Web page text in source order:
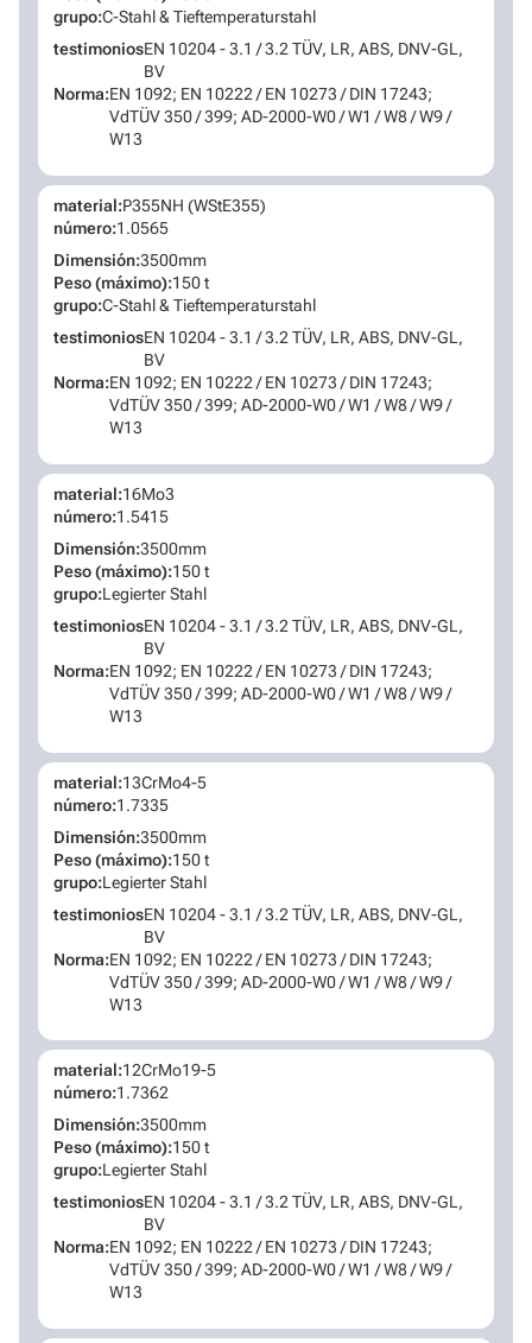
grupo:C-Stahl & Tieftemperaturstahl
testimoniosEN 10204 - 3.1 / 3.2 TÜV, LR, ABS, DNV-GL,
BV
Norma:EN 1092; EN 10222 / EN 10273 / DIN 17243;
VdTÜV 350 / 399; AD-2000-W0 / W1 / W8 / W9 /
W13
material:P355NH (WStE355)
número:1.0565
Dimensión:3500mm
Peso (máximo):150 t
grupo:C-Stahl & Tieftemperaturstahl
testimoniosEN 10204 - 3.1 / 3.2 TÜV, LR, ABS, DNV-GL,
BV
Norma:EN 1092; EN 10222 / EN 10273 / DIN 17243;
VdTÜV 350 / 399; AD-2000-W0 / W1 / W8 / W9 /
W13
material:16Mo3
número:1.5415
Dimensión:3500mm
Peso (máximo):150 t
grupo:Legierter Stahl
testimoniosEN 10204 - 3.1 / 3.2 TÜV, LR, ABS, DNV-GL,
BV
Norma:EN 1092; EN 10222 / EN 10273 / DIN 17243;
VdTÜV 350 / 399; AD-2000-W0 / W1 / W8 / W9 /
W13
material:13CrMo4-5
número:1.7335
Dimensión:3500mm
Peso (máximo):150 t
grupo:Legierter Stahl
testimoniosEN 10204 - 3.1 / 3.2 TÜV, LR, ABS, DNV-GL,
BV
Norma:EN 1092; EN 10222 / EN 10273 / DIN 17243;
VdTÜV 350 / 399; AD-2000-W0 / W1 / W8 / W9 /
W13
material:12CrMo19-5
número:1.7362
Dimensión:3500mm
Peso (máximo):150 t
grupo:Legierter Stahl
testimoniosEN 10204 - 3.1 / 3.2 TÜV, LR, ABS, DNV-GL,
BV
Norma:EN 1092; EN 10222 / EN 10273 / DIN 17243;
VdTÜV 350 / 399; AD-2000-W0 / W1 / W8 / W9 /
W13